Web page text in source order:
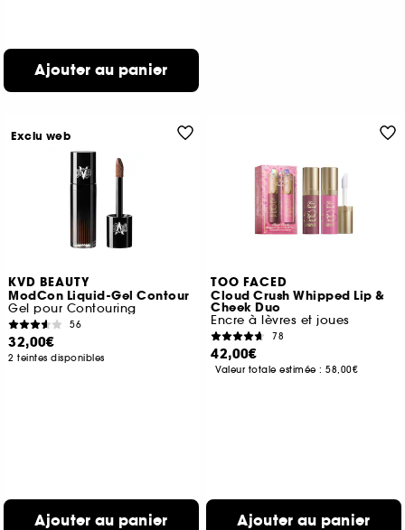
Ajouter au panier
KVD BEAUTY
ModCon Liquid-Gel Contour
Gel pour Contouring
56
32,00€
2 teintes disponibles
Ajouter au panier
Exclu web
TOO FACED
Cloud Crush Whipped Lip &
Cheek Duo
Encre à lèvres et joues
78
42,00€
Valeur totale estimée :58,00€
Ajouter au panier